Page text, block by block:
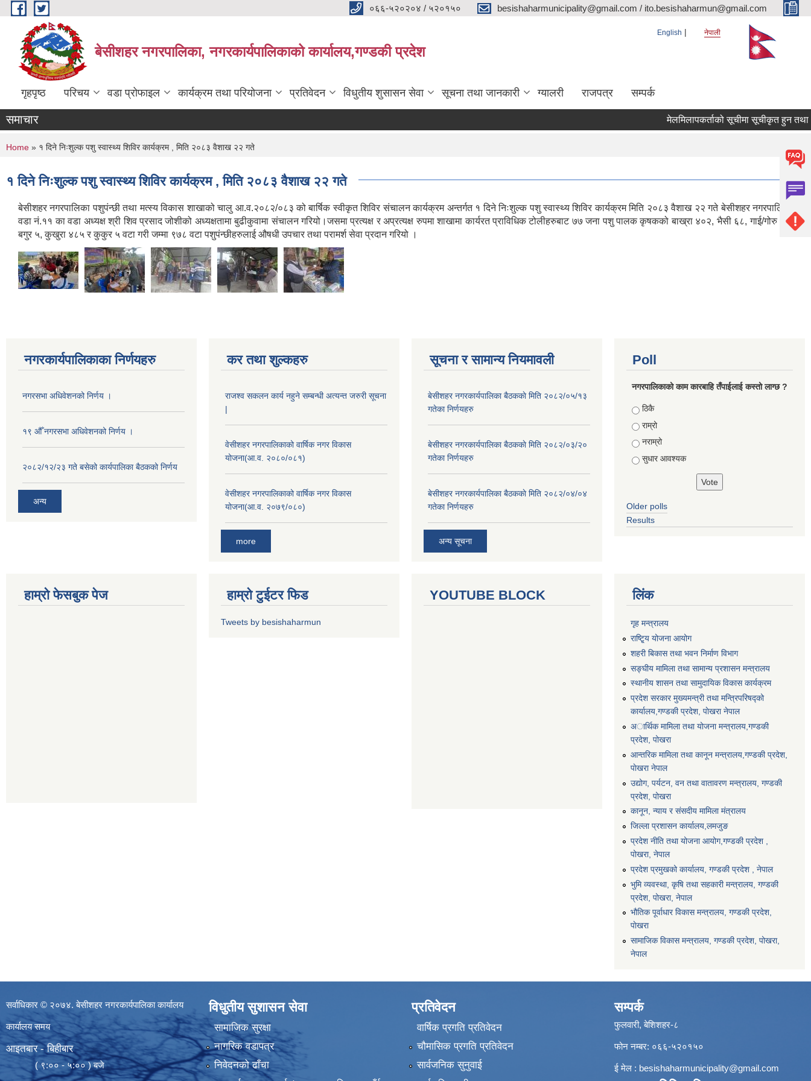
Skip to main content ०६६-५२०२०४ / ५२०१५० besishaharmunicipality@gmail.com / ito.besishaharmun@gmail.com
बेसीशहर नगरपालिका, नगरकार्यपालिकाको कार्यालय,गण्डकी प्रदेश
English नेपाली
गृहपृष्ठ परिचय वडा प्रोफाइल कार्यक्रम तथा परियोजना प्रतिवेदन विधुतीय शुसासन सेवा सूचना तथा जानकारी ग्यालरी राजपत्र सम्पर्क
समाचार मेलमिलापकर्ताको सूचीमा सूचीकृत हुन तथा
You are here
Home » १ दिने निःशुल्क पशु स्वास्थ्य शिविर कार्यक्रम , मिति २०८३ वैशाख २२ गते
१ दिने निःशुल्क पशु स्वास्थ्य शिविर कार्यक्रम , मिति २०८३ वैशाख २२ गते
बेसीशहर नगरपालिका पशुपंन्छी तथा मत्स्य विकास शाखाको चालु आ.व.२०८२/०८३ को बार्षिक स्वीकृत शिविर संचालन कार्यक्रम अन्तर्गत १ दिने निःशुल्क पशु स्वास्थ्य शिविर कार्यक्रम मिति २०८३ वैशाख २२ गते बेसीशहर नगरपालिका
वडा नं.११ का वडा अध्यक्ष श्री शिव प्रसाद जोशीको अध्यक्षतामा बुढीकुवामा संचालन गरियो।जसमा प्रत्यक्ष र अप्रत्यक्ष रुपमा शाखामा कार्यरत प्राविधिक टोलीहरुबाट ७७ जना पशु पालक कृषकको बाख्रा ४०२, भैसी ६८, गाई/गोरु १३,
बगुर ५, कुखुरा ४८५ र कुकुर ५ वटा गरी जम्मा ९७८ वटा पशुपंन्छीहरुलाई औषधी उपचार तथा परामर्श सेवा प्रदान गरियो ।
नगरकार्यपालिकाका निर्णयहरु
नगरसभा अधिवेशनको निर्णय ।
१९ औँ नगरसभा अधिवेशनको निर्णय ।
२०८२/१२/२३ गते बसेको कार्यपालिका बैठकको निर्णय
अन्य
कर तथा शुल्कहरु
राजश्व सकलन कार्य नहुने सम्बन्धी अत्यन्त जरुरी सूचना
|
वेसीशहर नगरपालिकाको वार्षिक नगर विकास
योजना(आ.व. २०८०/०८१)
वेसीशहर नगरपालिकाको वार्षिक नगर विकास
योजना(आ.व. २०७९/०८०)
more
सूचना र सामान्य नियमावली
बे‍‍सीशहर नगरकार्यपालिका बैठककाे मिति २०८२/०५/१३
गतेका निर्णयहरु
बे‍‍सीशहर नगरकार्यपालिका बैठककाे मिति २०८२/०३/२०
गतेका निर्णयहरु
बे‍‍सीशहर नगरकार्यपालिका बैठककाे मिति २०८२/०४/०४
गतेका निर्णयहरु
अन्य सूचना
Poll
नगरपालिकाको काम कारबाहि तँपाईलाई कस्तो लाग्छ ?
Choices
ठिकै
राम्रो
नराम्रो
सुधार आवश्यक
Older polls
Results
हाम्रो फेसबुक पेज हाम्रो टुईटर फिड
Tweets by besishaharmun
YOUTUBE BLOCK लिंक
गृह मन्त्रालय
राष्टि्ृय योजना आयोग
शहरी बिकास तथा भवन निर्माण विभाग
सङ्घीय मामिला तथा सामान्य प्रशासन मन्त्रालय
स्थानीय शासन तथा सामुदायिक विकास कार्यक्रम
प्रदेश सरकार मुख्यमन्त्री तथा मन्त्रिपरिषद्को
कार्यालय,गण्डकी प्रदेश, पाेखरा नेपाल
अार्थिक मामिला तथा योजना मन्त्रालय,गण्डकी
प्रदेश, पोखरा
आन्तरिक मामिला तथा कानून मन्त्रालय,गण्डकी प्रदेश,
पाेखरा नेपाल
उद्योग, पर्यटन, वन तथा वातावरण मन्त्रालय, गण्डकी
प्रदेश, पोखरा
कानून, न्याय र संसदीय मामिला मंत्रालय
जिल्ला प्रशासन कार्यालय,लमजुङ
प्रदेश नीति तथा योजना आयोग,गण्डकी प्रदेश ,
पोखरा, नेपाल
प्रदेश प्रमुखको कार्यालय, गण्डकी प्रदेश , नेपाल
भुमि व्यवस्था, कृषि तथा सहकारी मन्त्रालय, गण्डकी
प्रदेश, पोखरा, नेपाल
भौतिक पूर्वाधार विकास मन्त्रालय, गण्डकी प्रदेश,
पाेखरा
सामाजिक विकास मन्त्रालय, गण्डकी प्रदेश, पोखरा,
नेपाल
सर्वाधिकार © २०७४. बेसीशहर नगरकार्यपालिका कार्यालय
कार्यालय समय
आइतबार - बिहीबार
( ९:०० - ५:०० ) बजे
विधुतीय सुशासन सेवा
सामाजिक सुरक्षा
नागरिक वडापत्र
निवेदनको ढाँचा
प्रतिवेदन
वार्षिक प्रगति प्रतिवेदन
चौमासिक प्रगति प्रतिवेदन
सार्वजनिक सुनुवाई
सम्पर्क
फुलवारी, बेशिशहर-८
फोन नम्बर: ०६६-५२०१५०
ई मेल : besishaharmunicipality@gmail.com